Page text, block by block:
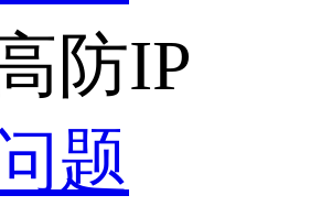
防IP
题